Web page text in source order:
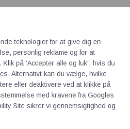
teknologier for at give dig en
personlig reklame og for at
på 'Accepter alle og luk', hvis du
Alternativt kan du vælge, hvilke
eller deaktivere ved at klikke på
med kravene fra Googles
Site sikrer vi gennemsigtighed og